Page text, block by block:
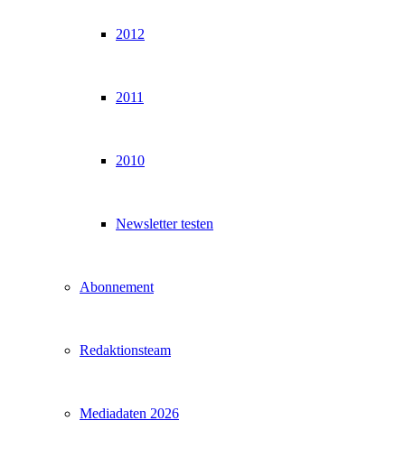
2012
2011
2010
Newsletter testen
Abonnement
Redaktionsteam
Mediadaten 2026